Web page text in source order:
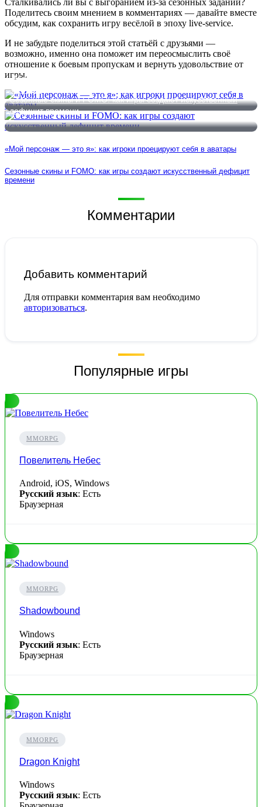
Поделитесь своим мнением в комментариях — давайте вместе
обсудим, как сохранить игру весёлой в эпоху live-service.
И не забудьте поделиться этой статьёй с друзьями —
возможно, именно она поможет им переосмыслить своё
отношение к боевым пропускам и вернуть удовольствие от
игры.
«Мой персонаж — это я»: как игроки проецируют себя в
аватары
Сезонные скины и FOMO: как игры создают искусственный
дефицит времени
«Мой персонаж — это я»: как игроки проецируют себя в аватары
Сезонные скины и FOMO: как игры создают искусственный дефицит
времени
Комментарии
Добавить комментарий
Для отправки комментария вам необходимо
авторизоваться.
Популярные игры
MMORPG
Повелитель Небес
Android, iOS, Windows
Русский язык: Есть
Браузерная
MMORPG
Shadowbound
Windows
Русский язык: Есть
Браузерная
MMORPG
Dragon Knight
Windows
Русский язык: Есть